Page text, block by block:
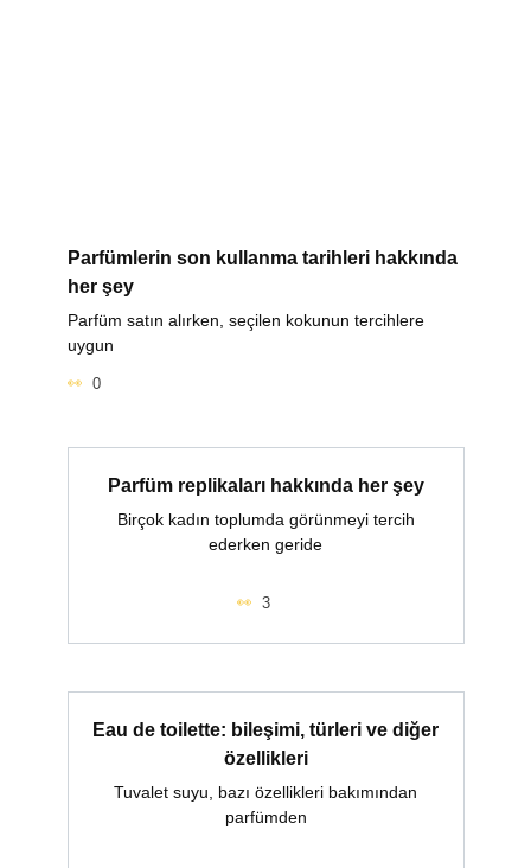
Parfümlerin son kullanma tarihleri hakkında
her şey
Parfüm satın alırken, seçilen kokunun tercihlere
uygun
0
Parfüm replikaları hakkında her şey
Birçok kadın toplumda görünmeyi tercih
ederken geride
3
Eau de toilette: bileşimi, türleri ve diğer
özellikleri
Tuvalet suyu, bazı özellikleri bakımından
parfümden